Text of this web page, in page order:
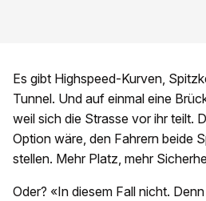
Es gibt Highspeed-Kurven,
Tunnel. Und auf einmal eine
weil sich die Strasse vor ihr teilt.
Option wäre, den Fahrern beide
stellen. Mehr Platz, mehr
Oder? «In diesem Fall nicht.